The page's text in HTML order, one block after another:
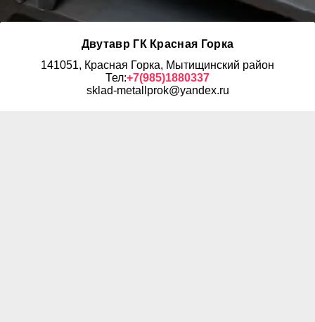
Двутавр ГК Красная Горка
141051, Красная Горка, Мытищинский район
Тел:+7(985)1880337
sklad-metallprok@yandex.ru